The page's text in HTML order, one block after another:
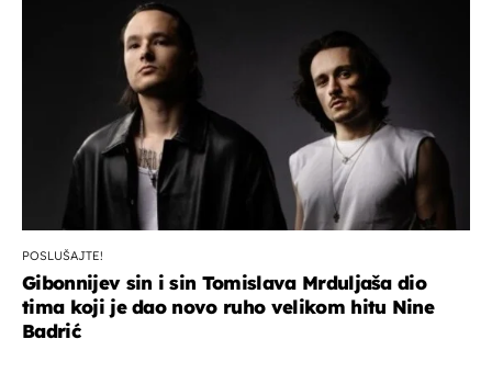
POSLUŠAJTE!
Gibonnijev sin i sin Tomislava Mrduljaša dio
tima koji je dao novo ruho velikom hitu Nine
Badrić